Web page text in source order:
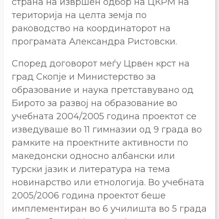
територија на целта земја по
раководство на координаторот на
програмата Александра Ристовски.
Според договорот меѓу Црвен крст на
град Скопје и Министерство за
образование и наука претставувано од
Бирото за развој на образование во
учебната 2004/2005 година проектот се
изведуваше во 11 гимназии од 9 града во
рамките на проектните активности по
македонски односно албански или
турски јазик и литература на тема
новинарство или етнологија. Во учебната
2005/2006 година проектот беше
имплементиран во 6 училишта во 5 града